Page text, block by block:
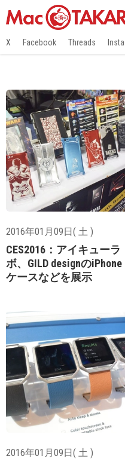
X Facebook Threads
2016年01月09日( 土 )
CES2016：アイキューラ
ボ、GILD designのiPhone
ケースなどを展示
2016年01月09日( 土 )